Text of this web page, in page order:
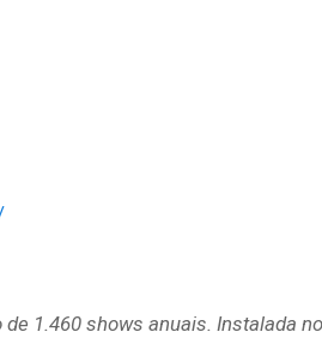
1.460 shows anuais. Instalada